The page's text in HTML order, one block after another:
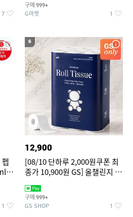
7
구매 999+
G마켓 1
1
6
12,900
[08/10 단하루 2,000원쿠폰 최
종가 10,900원 GS] 올챌린지 더
이비 30m 30롤 1팩
구매 999+
GS SHOP 1